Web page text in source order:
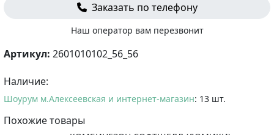
Заказать по телефону
Наш оператор вам перезвонит
Артикул: 2601010102_56_56
Наличие:
Шоурум м.Алексеевская и интернет-магазин: 13 шт.
Похожие товары